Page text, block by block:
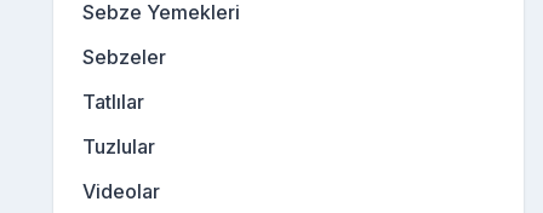
Sebze Yemekleri
Sebzeler
Tatlılar
Tuzlular
Videolar